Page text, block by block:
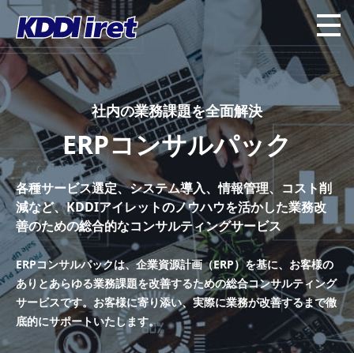
社内の業務課題を全面解決
ERPコンサルパック
各種サービス選定、システム導入、情報管理、コスト削
減など、KDDIアイレットのノウハウを活かした業務改
善のための総合的なコンサルティングサービス
ERPコンサルパックは、企業資源計画（ERP）を基に、 お客様の
ありとあらゆる業務課題を改善するための総合コンサルティング
サービスです。 お客様に寄り添い、実際に業務が改善するまで徹
底的にサポートいたします。